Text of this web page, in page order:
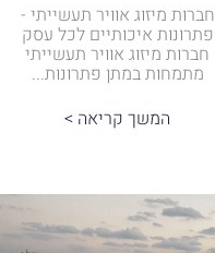
חברות מיזוג אוויר תעשייתי -
פתרונות איכותיים לכל עסק
חברות מיזוג אוויר תעשייתי
מתמחות במתן פתרונות...
המשך קריאה >